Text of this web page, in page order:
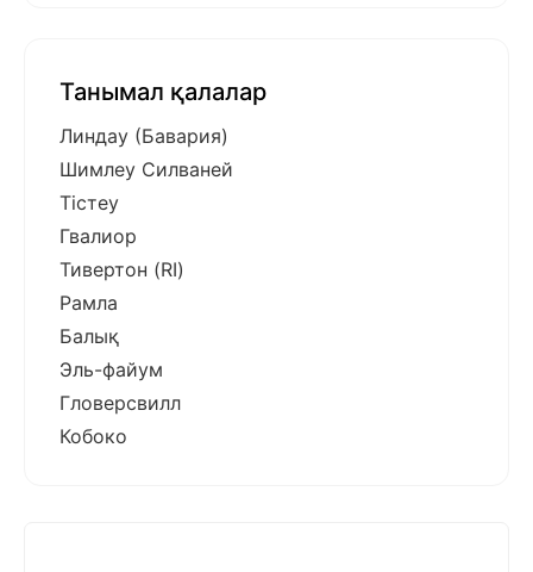
Танымал қалалар
Линдау (Бавария)
Шимлеу Силваней
Тістеу
Гвалиор
Тивертон (RI)
Рамла
Балық
Эль-файум
Гловерсвилл
Кобоко